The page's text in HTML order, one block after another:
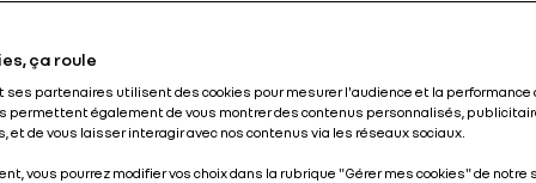
ça roule
ses partenaires utilisent des cookies pour mesurer l'audience et la performance
permettent également de vous montrer des contenus personnalisés,
et de vous laisser interagir avec nos contenus via les réseaux sociaux.
vous pourrez modifier vos choix dans la rubrique "Gérer mes cookies" de notre